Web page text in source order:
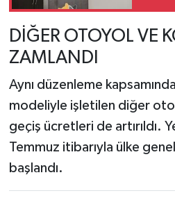
DİĞER OTOYOL VE
ZAMLANDI
Aynı düzenleme
modeliyle işletilen diğer
geçiş ücretleri de artırıldı.
Temmuz itibarıyla ülke
başlandı.